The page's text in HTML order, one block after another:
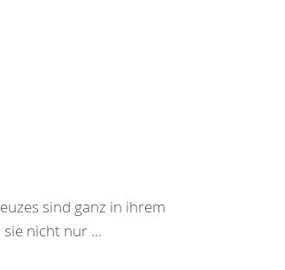
sind ganz in ihrem
nicht nur ...